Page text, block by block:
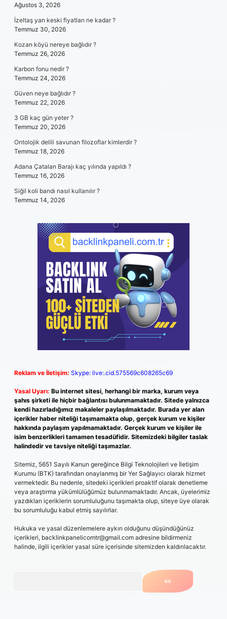
Ağustos 3, 2026
İzeltaş yan keski fiyatları ne kadar ?
Temmuz 30, 2026
Kozan köyü nereye bağlıdır ?
Temmuz 26, 2026
Karbon fonu nedir ?
Temmuz 24, 2026
Güven neye bağlıdır ?
Temmuz 22, 2026
3 GB kaç gün yeter ?
Temmuz 20, 2026
Ontolojik delili savunan filozoflar kimlerdir ?
Temmuz 18, 2026
Adana Çatalan Barajı kaç yılında yapıldı ?
Temmuz 16, 2026
Siğil koli bandı nasıl kullanılır ?
Temmuz 14, 2026
Reklam ve İletişim: Skype: live:.cid.575569c608265c69
Yasal Uyarı: Bu internet sitesi, herhangi bir marka, kurum veya
şahıs şirketi ile hiçbir bağlantısı bulunmamaktadır. Sitede yalnızca
kendi hazırladığımız makaleler paylaşılmaktadır. Burada yer alan
içerikler haber niteliği taşımamakta olup, gerçek kurum ve kişiler
hakkında paylaşım yapılmamaktadır. Gerçek kurum ve kişiler ile
isim benzerlikleri tamamen tesadüfidir. Sitemizdeki bilgiler taslak
halindedir ve tavsiye niteliği taşımazlar.
Sitemiz, 5651 Sayılı Kanun gereğince Bilgi Teknolojileri ve İletişim
Kurumu (BTK) tarafından onaylanmış bir Yer Sağlayıcı olarak hizmet
vermektedir. Bu nedenle, sitedeki içerikleri proaktif olarak denetleme
veya araştırma yükümlülüğümüz bulunmamaktadır. Ancak, üyelerimiz
yazdıkları içeriklerin sorumluluğunu taşımakta olup, siteye üye olarak
bu sorumluluğu kabul etmiş sayılırlar.
Hukuka ve yasal düzenlemelere aykırı olduğunu düşündüğünüz
içerikleri, backlinkpanelicomtr@gmail.com adresine bildirmeniz
halinde, ilgili içerikler yasal süre içerisinde sitemizden kaldırılacaktır.